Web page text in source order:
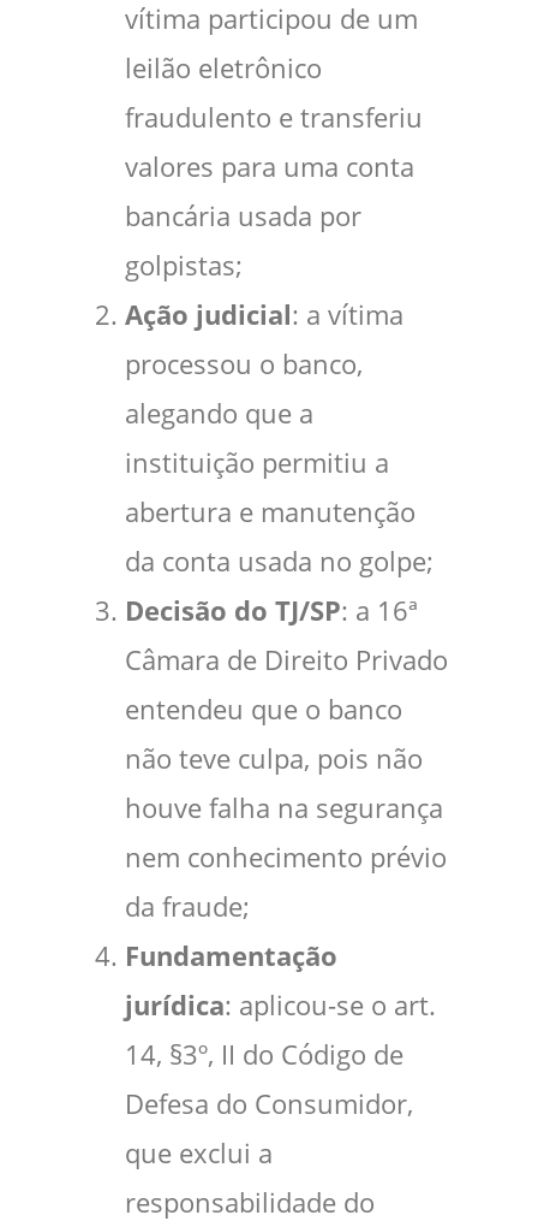
vítima participou de um
leilão eletrônico
fraudulento e transferiu
valores para uma conta
bancária usada por
golpistas;
Ação judicial: a vítima
processou o banco,
alegando que a
instituição permitiu a
abertura e manutenção
da conta usada no golpe;
Decisão do TJ/SP: a 16ª
Câmara de Direito Privado
entendeu que o banco
não teve culpa, pois não
houve falha na segurança
nem conhecimento prévio
da fraude;
Fundamentação
jurídica: aplicou-se o art.
14, §3º, II do Código de
Defesa do Consumidor,
que exclui a
responsabilidade do